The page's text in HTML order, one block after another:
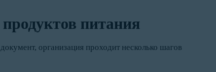
питания
организация проходит несколько шагов